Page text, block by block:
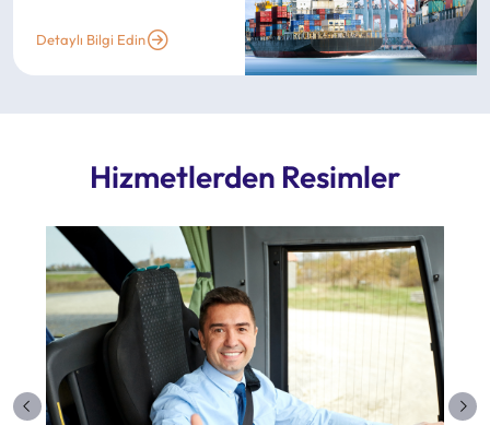
Detaylı Bilgi Edin
Hizmetlerden Resimler